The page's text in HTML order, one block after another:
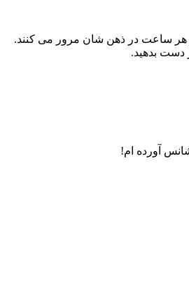
و هر ساعت در ذهن شان مرور می کنند.
دست بدهید.
آورده ام!